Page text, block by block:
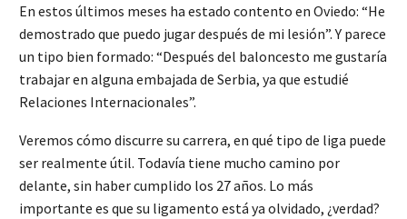
En estos últimos meses ha estado contento en Oviedo: “He
demostrado que puedo jugar después de mi lesión”. Y parece
un tipo bien formado: “Después del baloncesto me gustaría
trabajar en alguna embajada de Serbia, ya que estudié
Relaciones Internacionales”.
Veremos cómo discurre su carrera, en qué tipo de liga puede
ser realmente útil. Todavía tiene mucho camino por
delante, sin haber cumplido los 27 años. Lo más
importante es que su ligamento está ya olvidado, ¿verdad?